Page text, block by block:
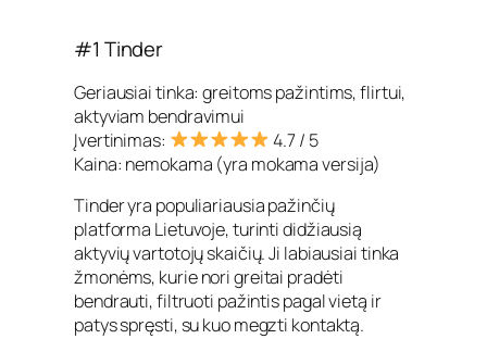
#1 Tinder
Geriausiai tinka: greitoms pažintims, flirtui,
aktyviam bendravimui
Įvertinimas:
4.7 / 5
Kaina: nemokama (yra mokama versija)
Tinder yra populiariausia pažinčių
platforma Lietuvoje, turinti didžiausią
aktyvių vartotojų skaičių. Ji labiausiai tinka
žmonėms, kurie nori greitai pradėti
bendrauti, filtruoti pažintis pagal vietą ir
patys spręsti, su kuo megzti kontaktą.